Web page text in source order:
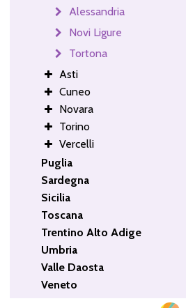
Alessandria
Novi Ligure
Tortona
Asti
Cuneo
Novara
Torino
Vercelli
Puglia
Sardegna
Sicilia
Toscana
Trentino Alto Adige
Umbria
Valle Daosta
Veneto